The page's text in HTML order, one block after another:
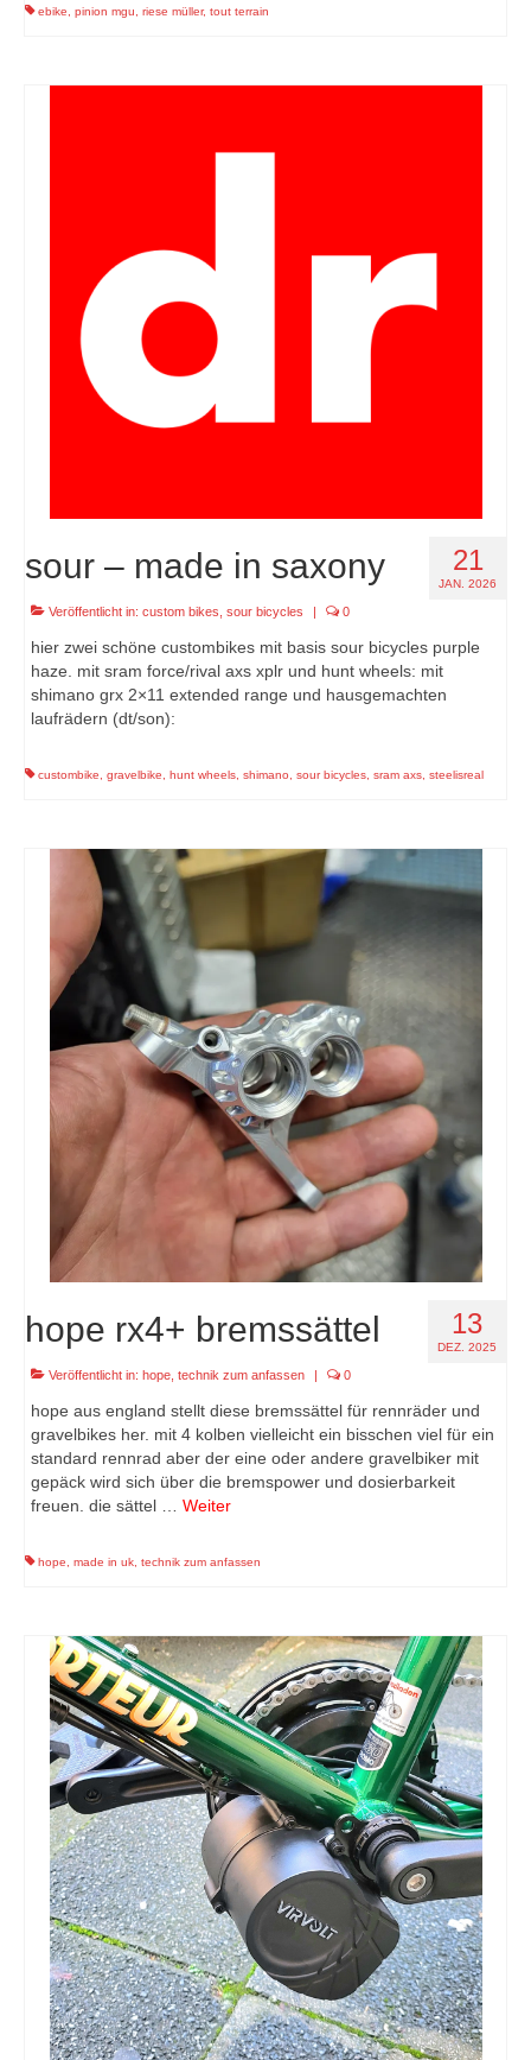
ebike pinion mgu riese müller, tout terrain
21
JAN. 2026
sour – made in saxony
Veröffentlicht in: custom bikes sour bicycles | 0
hier zwei schöne custombikes mit basis sour bicycles purple
haze. mit sram force/rival axs xplr und hunt wheels: mit
shimano grx 2×11 extended range und hausgemachten
laufrädern (dt/son):
custombike gravelbike hunt wheels shimano sour bicycles sram axs steelisreal
13
DEZ. 2025
hope rx4+ bremssättel
Veröffentlicht in: hope technik zum anfassen | 0
hope aus england stellt diese bremssättel für rennräder und
gravelbikes her. mit 4 kolben vielleicht ein bisschen viel für ein
standard rennrad aber der eine oder andere gravelbiker mit
gepäck wird sich über die bremspower und dosierbarkeit
freuen. die sättel … Weiter
hope made in uk technik zum anfassen